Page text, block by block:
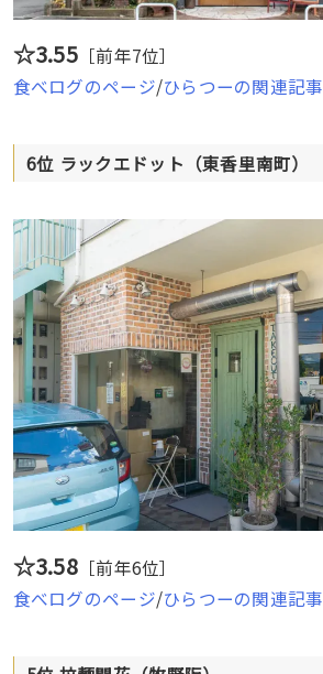
☆3.55 ［前年7位］
食べログのページ/ひらつーの関連記事
6位 ラックエドット（東香里南町）
☆3.58 ［前年6位］
食べログのページ/ひらつーの関連記事